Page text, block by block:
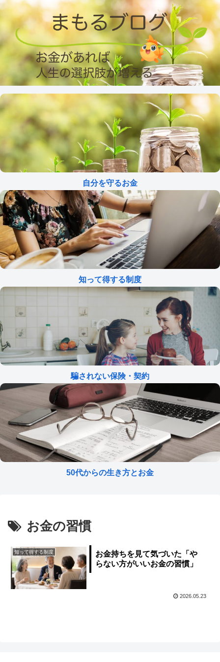
自分を守るお金
知って得する制度
騙されない保険・契約
50代からの生き方とお金
お金の習慣
知って得する制度
お金持ちを見て気づいた「や
らない方がいいお金の習慣」
2026.05.23